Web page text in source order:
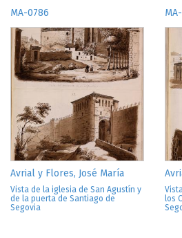
MA-0786
Avrial y Flores, José María
Vista de la iglesia de San Agustín y
de la puerta de Santiago de
Segovia
los